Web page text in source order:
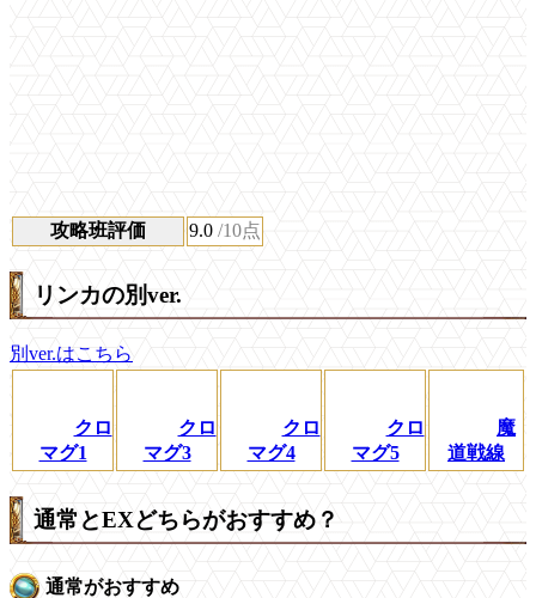
攻略班評価 9.0 /10点
リンカの別ver.
別ver.はこちら
クロ
マグ1
クロ
マグ3
クロ
マグ4
クロ
マグ5
魔
道戦線
通常とEXどちらがおすすめ？
通常がおすすめ